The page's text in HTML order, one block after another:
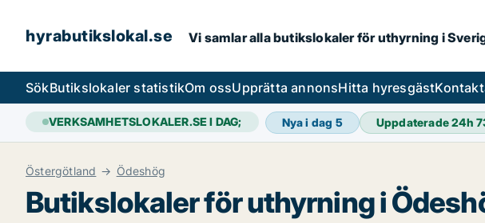
hyrabutikslokal.se Vi samlar alla butikslokaler för uthyrning i
SökButikslokaler statistikOm ossUpprätta annonsHitta hyresgäst
VERKSAMHETSLOKALER.SE I DAG; Nya i dag 5 Uppdaterade 24h
Östergötland Ödeshög
Butikslokaler för uthyrning i